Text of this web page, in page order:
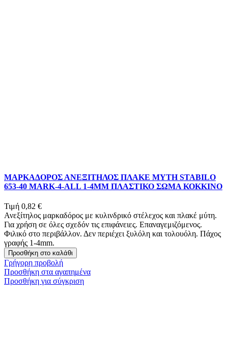
ΜΑΡΚΑΔΟΡΟΣ ΑΝΕΞΙΤΗΛΟΣ ΠΛΑΚΕ ΜΥΤΗ STABILO
653-40 MARK-4-ALL 1-4ΜΜ ΠΛΑΣΤΙΚΟ ΣΩΜΑ ΚΟΚΚΙΝΟ
Τιμή 0,82 €
Ανεξίτηλος μαρκαδόρος με κυλινδρικό στέλεχος και πλακέ μύτη.
Για χρήση σε όλες σχεδόν τις επιφάνειες. Επαναγεμιζόμενος.
Φιλικό στο περιβάλλον. Δεν περιέχει ξυλόλη και τολουόλη. Πάχος
γραφής 1-4mm.
Προσθήκη στο καλάθι
Γρήγορη προβολή
Προσθήκη στα αγαπημένα
Προσθήκη για σύγκριση